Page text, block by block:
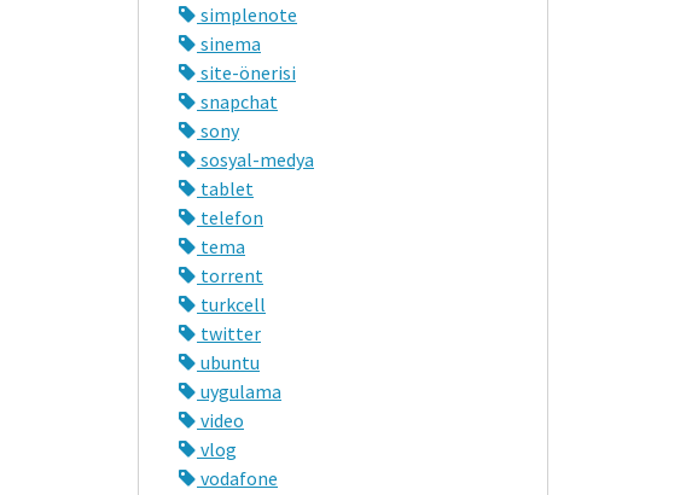
simplenote
sinema
site-önerisi
snapchat
sony
sosyal-medya
tablet
telefon
tema
torrent
turkcell
twitter
ubuntu
uygulama
video
vlog
vodafone